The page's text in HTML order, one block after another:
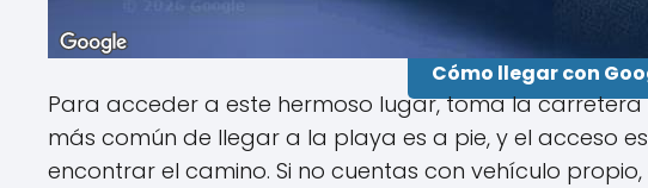
Cómo llegar con
Para acceder a este hermoso lugar, toma la carretera
más común de llegar a la playa es a pie, y el acceso
encontrar el camino. Si no cuentas con vehículo